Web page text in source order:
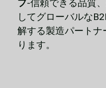
プ-信頼できる品質
してグローバルな
解する製造パート
ります。